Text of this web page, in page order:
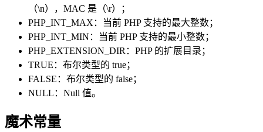
（\n），MAC 是（\r）；
PHP_INT_MAX：当前 PHP 支持的最大整数；
PHP_INT_MIN：当前 PHP 支持的最小整数；
PHP_EXTENSION_DIR：PHP 的扩展目录；
TRUE：布尔类型的 true；
FALSE：布尔类型的 false；
NULL：Null 值。
魔术常量